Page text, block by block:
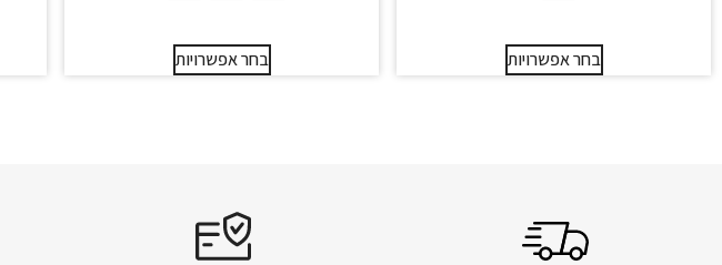
בחר אפשרויות בחר אפשרויות